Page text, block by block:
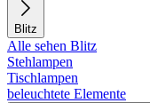
Blitz
Alle sehen Blitz
Stehlampen
Tischlampen
beleuchtete Elemente